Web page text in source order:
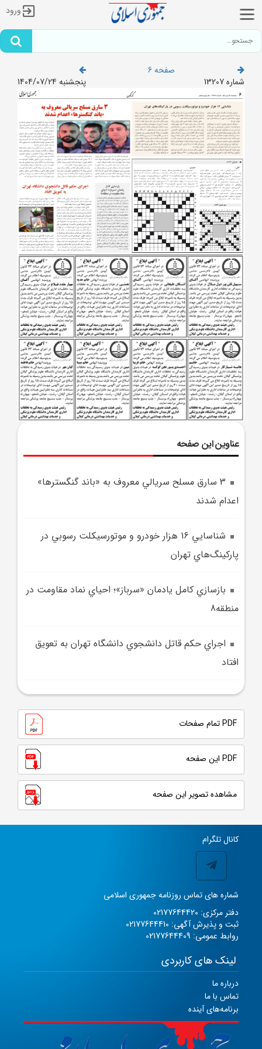
ورود
صفحه 6
شماره 13207
پنجشنبه 1404/07/24
عناوین این صفحه
3 سارق مسلح سريالي معروف به «باند گنگسترها»
اعدام شدند
شناسايي 16 هزار خودرو و موتورسيکلت رسوبي در
پارکينگ‌هاي تهران
بازسازي کامل يادمان «سرباز»؛ احياي نماد مقاومت در
منطقه8
اجراي حکم قاتل دانشجوي دانشگاه تهران به تعويق
افتاد
PDF تمام صفحات
PDF این صفحه
مشاهده تصویر این صفحه
کانال تلگرام
شماره های تماس روزنامه جمهوری اسلامی
دفتر مرکزی: 02177644420
ثبت و پذیرش آگهی: 02177644410
روابط عمومی: 02177644409
لینک های کاربردی
درباره ما
تماس با ما
برنامه‌های آینده